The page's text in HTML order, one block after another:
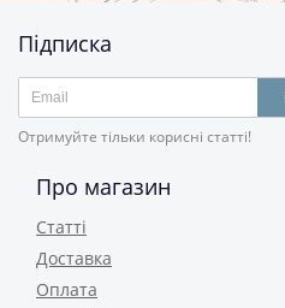
Підписка
Отримуйте тільки корисні статті!
Про магазин
Статті
Доставка
Оплата